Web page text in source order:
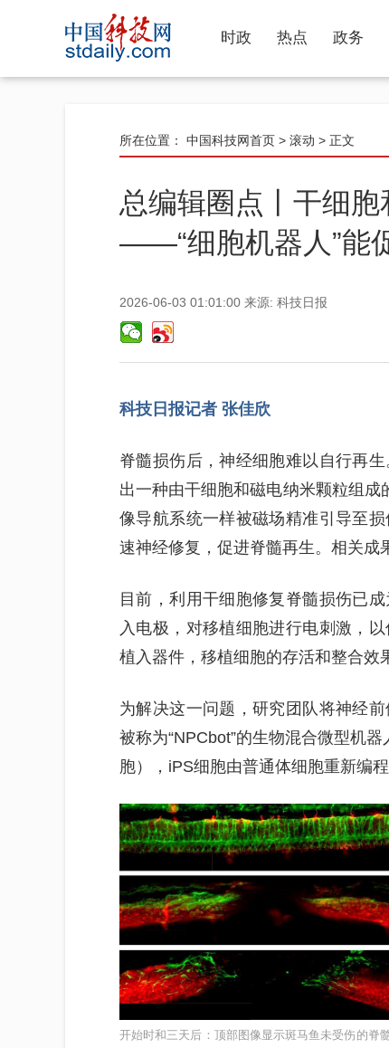
时政 热点 政务
所在位置： 中国科技网首页 > 滚动 > 正文
总编辑圈点丨干细
——“细胞机器人”能
2026-06-03 01:01:00 来源: 科技日报
科技日报记者 张佳欣
脊髓损伤后，神经细胞难以自行再
出一种由干细胞和磁电纳米颗粒组成
像导航系统一样被磁场精准引导至
速神经修复，促进脊髓再生。相关成
目前，利用干细胞修复脊髓损伤已
入电极，对移植细胞进行电刺激，
植入器件，移植细胞的存活和整合效
为解决这一问题，研究团队将神经
被称为“NPCbot”的生物混合微型机
胞），iPS细胞由普通体细胞重新编
开始时和三天后：顶部图像显示斑马鱼未受伤的脊